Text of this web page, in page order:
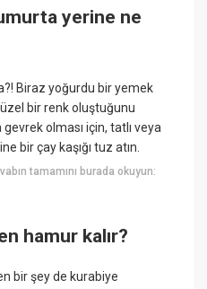
yerine ne
Biraz yoğurdu bir yemek
bir renk oluştuğunu
olması için, tatlı veya
bir çay kaşığı tuz atın.
tamamını burada okuyun:
hamur kalır?
bir şey de kurabiye